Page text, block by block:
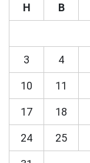
H B
3 4
10 11
17 18
24 25